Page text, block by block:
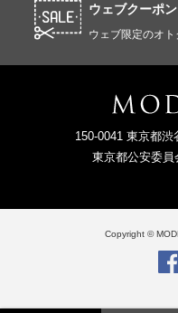
ウェブクーポン
ウェブ限定のオ
150-0041 東京都
東京都公安委員
Copyright ©